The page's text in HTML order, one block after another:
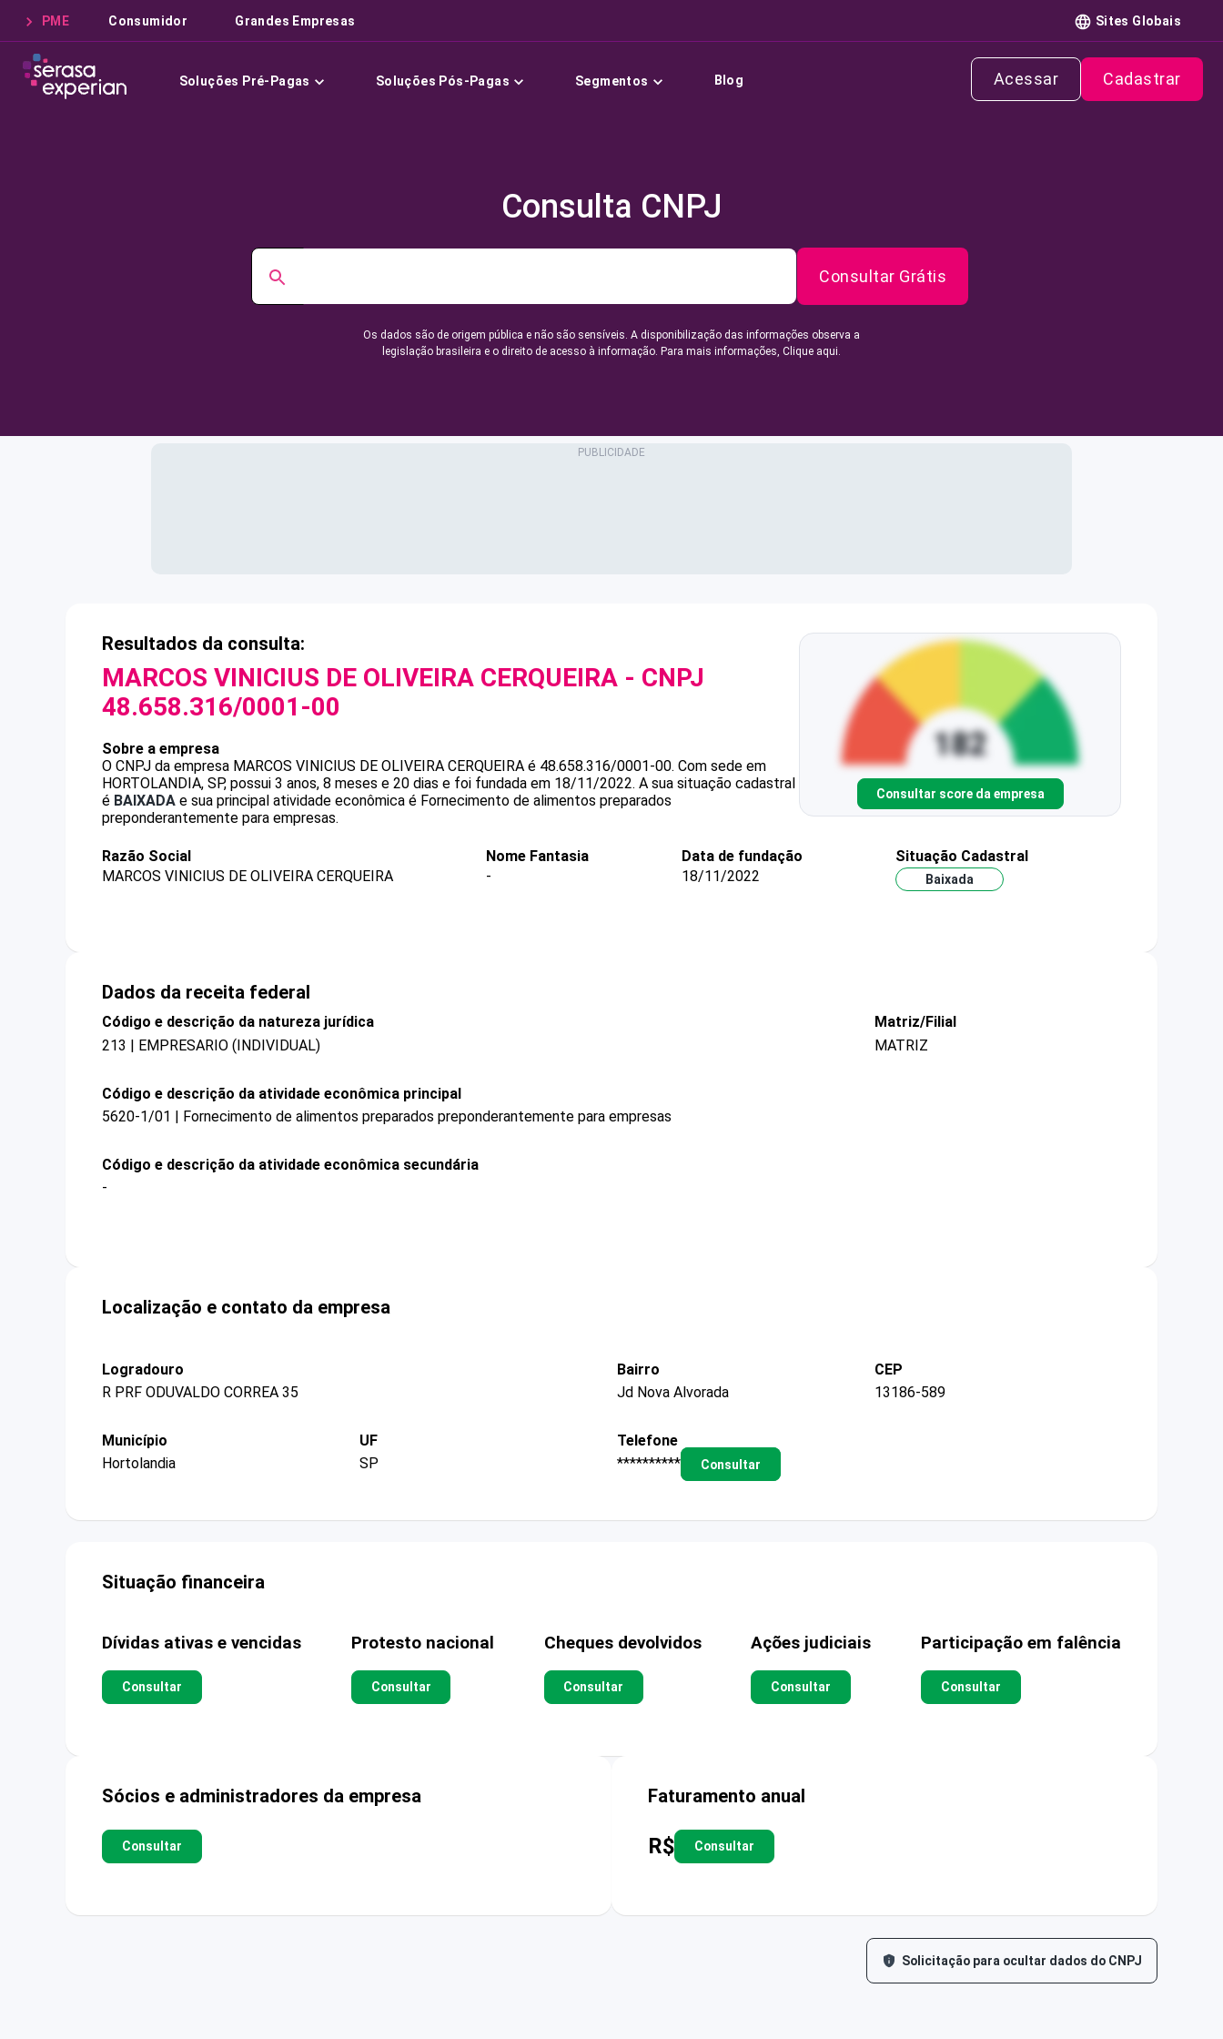
PME Consumidor Grandes Empresas Sites Globais
Soluções Pré-Pagas Soluções Pós-Pagas Segmentos Blog Acessar Cadastrar
Consulta CNPJ
Consultar Grátis
Os dados são de origem pública e não são sensíveis. A disponibilização das informações observa a
legislação brasileira e o direito de acesso à informação. Para mais informações, Clique aqui.
Resultados da consulta:
MARCOS VINICIUS DE OLIVEIRA CERQUEIRA - CNPJ
48.658.316/0001-00
Sobre a empresa
O CNPJ da empresa MARCOS VINICIUS DE OLIVEIRA CERQUEIRA é 48.658.316/0001-00. Com sede em
HORTOLANDIA, SP, possui 3 anos, 8 meses e 20 dias e foi fundada em 18/11/2022. A sua situação cadastral
é BAIXADA e sua principal atividade econômica é Fornecimento de alimentos preparados
preponderantemente para empresas.
Consultar score da empresa
Razão Social
MARCOS VINICIUS DE OLIVEIRA CERQUEIRA
Nome Fantasia
-
Data de fundação
18/11/2022
Situação Cadastral
Baixada
Dados da receita federal
Código e descrição da natureza jurídica
213 | EMPRESARIO (INDIVIDUAL)
Matriz/Filial
MATRIZ
Código e descrição da atividade econômica principal
5620-1/01 | Fornecimento de alimentos preparados preponderantemente para empresas
Código e descrição da atividade econômica secundária
-
Localização e contato da empresa
Logradouro
R PRF ODUVALDO CORREA 35
Bairro
Jd Nova Alvorada
CEP
13186-589
Município
Hortolandia
UF
SP
Telefone
**********
Consultar
Situação financeira
Dívidas ativas e vencidas
Consultar
Protesto nacional
Consultar
Cheques devolvidos
Consultar
Ações judiciais
Consultar
Participação em falência
Consultar
Sócios e administradores da empresa
Consultar
Faturamento anual
R$ Consultar
Solicitação para ocultar dados do CNPJ